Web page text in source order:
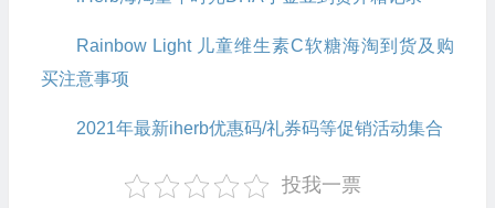
Rainbow Light 儿童维生素C软糖海淘到货及购
买注意事项
2021年最新iherb优惠码/礼券码等促销活动集合
投我一票